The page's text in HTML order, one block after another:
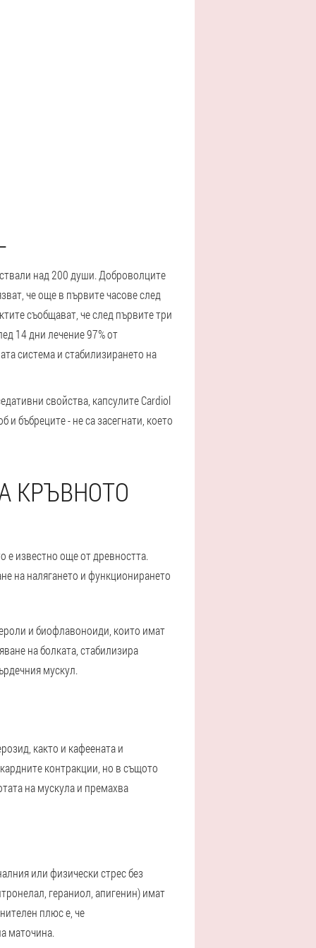
над 200 души. Доброволците
че още в първите часове след
съобщават, че след първите три
14 дни лечение 97% от
система и стабилизирането на
свойства, капсулите Cardiol
бъбреците - не са засегнати, което
КРЪВНОТО
е известно още от древността.
на налягането и функционирането
и биофлавоноиди, които имат
на болката, стабилизира
мускул.
както и кафеената и
контракции, но в същото
на мускула и премахва
или физически стрес без
гераниол, апигенин) имат
плюс е, че
маточина.